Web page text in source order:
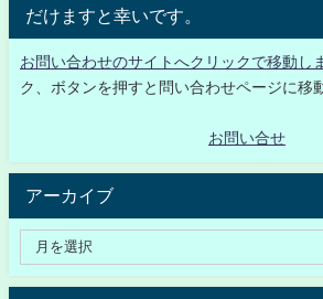
だけますと幸いです。
お問い合わせのサイトへクリックで移動し
ク、ボタンを押すと問い合わせページに移
お問い合せ
アーカイブ